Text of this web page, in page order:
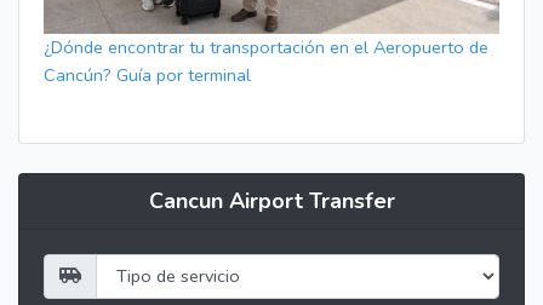
¿Dónde encontrar tu transportación en el Aeropuerto de
Cancún? Guía por terminal
Cancun Airport Transfer